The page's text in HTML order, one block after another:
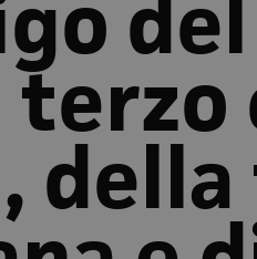
del
terzo